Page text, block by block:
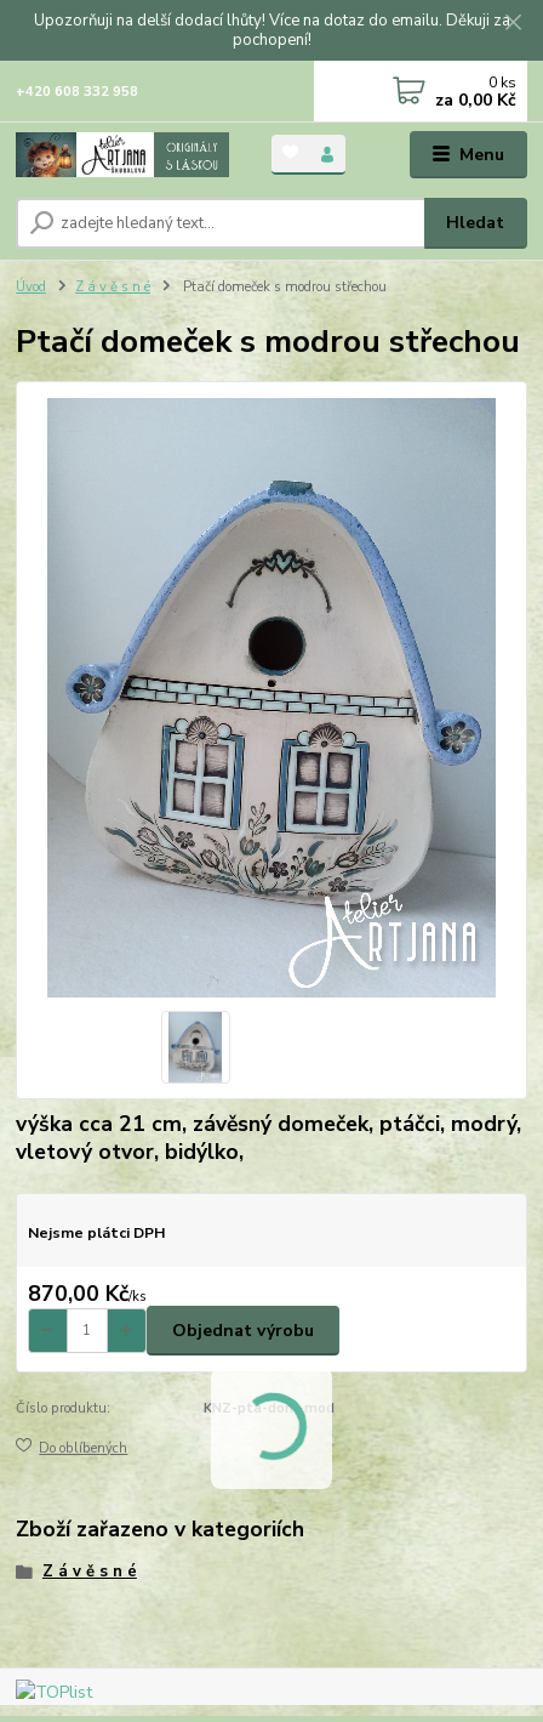
Upozorňuji na delší dodací lhůty! Více na dotaz do emailu. Děkuji za
pochopení!
Menu
Hledat
+420 608 332 958 0 ks
za 0,00 Kč
Úvod Z á v ě s n é Ptačí domeček s modrou střechou
Ptačí domeček s modrou střechou
výška cca 21 cm, závěsný domeček, ptáčci, modrý,
vletový otvor, bidýlko,
Nejsme plátci DPH
870,00 Kč/ks
Objednat výrobu
Číslo produktu: KNZ-pta-dom-mod
Do oblíbených
Zboží zařazeno v kategoriích
Z á v ě s n é